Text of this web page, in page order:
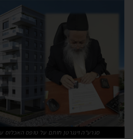
סגרע"ה וינגרטן חותם על טופס האכלוס